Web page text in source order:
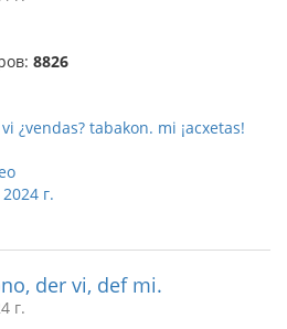
8826
¿vendas? tabakon. mi ¡acxetas!
г.
der vi, def mi.
г.